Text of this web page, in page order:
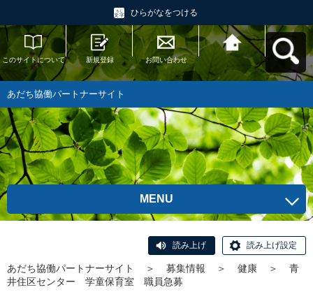
ひらがなをつける
このサイトについて 新規登録 お問い合わせ
あだち協働パートナ
ーサイトへ戻る
あだち協働パートナーサイト
MENU
読み上げ 読み上げ設定
あだち協働パートナーサイト ＞ 募集情報 ＞ 健康 ＞
青
井住区センター 学童保育室 職員急募